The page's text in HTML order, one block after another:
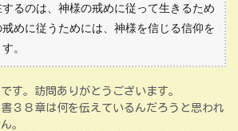
るのは、神様の戒めに従って生きるため
めに従うためには、神様を信じる信仰を
。
す。訪問ありがとうございます。
３８章は何を伝えているんだろうと思われ
。